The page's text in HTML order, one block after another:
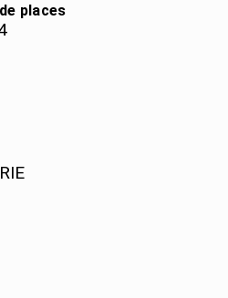
places